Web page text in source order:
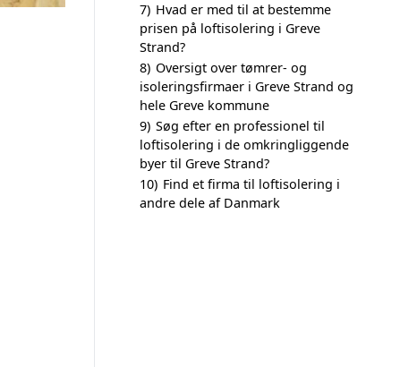
7) Hvad er med til at bestemme
prisen på loftisolering i Greve
Strand?
8) Oversigt over tømrer- og
isoleringsfirmaer i Greve Strand og
hele Greve kommune
9) Søg efter en professionel til
loftisolering i de omkringliggende
byer til Greve Strand?
10) Find et firma til loftisolering i
andre dele af Danmark